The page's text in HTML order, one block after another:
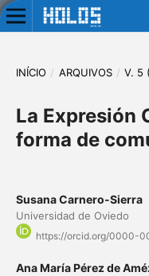
INÍCIO / ARQUIVOS / V. 5
La Expresión
forma de
Susana Carnero-Sierra
Universidad de Oviedo
https://orcid.org/0000-
Ana María Pérez de